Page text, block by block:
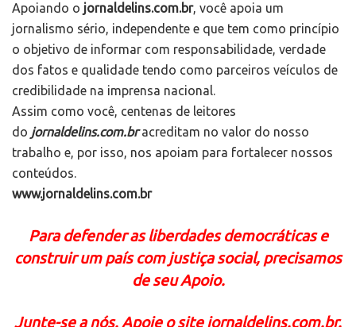
Apoiando o jornaldelins.com.br, você apoia um
jornalismo sério, independente e que tem como princípio
o objetivo de informar com responsabilidade, verdade
dos fatos e qualidade tendo como parceiros veículos de
credibilidade na imprensa nacional.
Assim como você, centenas de leitores
do jornaldelins.com.bracreditam no valor do nosso
trabalho e, por isso, nos apoiam para fortalecer nossos
conteúdos.
www.jornaldelins.com.br
Para defender as liberdades democráticas e
construir um país com justiça social, precisamos
de seu Apoio.
Junte-se a nós. Apoie o site jornaldelins.com.br.